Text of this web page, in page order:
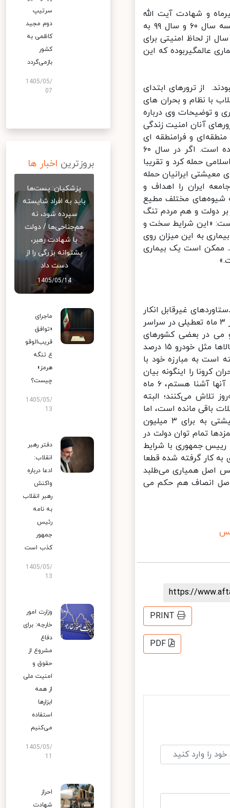
و شهادت آیت الله
شهید «محمد بهشتی» رییس فقید قوه قضاییه در ابتدای انقلاب به مقایسه سال ۶۰ و سال ۹۹ به
گفت: «سال ۱۳۶۰ سخت‌ترین سال از لحاظ امنیتی برای
عالمگیربوده که این
از ترورهای ابتدای
با نظام و بحران های
توضیحات وی درباره
منافقان و ترورهای آنان امنیت زندگی
و فرامنطقه ای
کاخ سفید امنیت اقتصادی و معیشتی مردم را در معرض آسیب قرار داده است. اگر در سال ۶۰
حمله کرد و تقریبا
ایرانیان حمله
ایران را اهداف و
شیوه‌های مختلف مطیع
کووید ۱۹ هم عرصه را هم بر دولت و هم مردم تنگ
«این شرایط سخت و
به این میزان روی
ممکن است یک بیماری
غیرقابل انکار
دولت در چهار ماه گذشته دانست. در شرایطی که به گفته رییس جمهوری در ۳ ماه تعطیلی در سراسر
می در بعضی کشورهای
صنعتی، ۲۵ درصد و بعضی از کالاها مثل پتروشیمی ۲۹ درصد و بعضی از کالاها مثل خودرو ۱۵ درصد
به مبارزه خود با
را اینگونه بیان
کرد: «خدمت ملت ایران شهادت می‌دهم همه مسوولانی که می‌شناسم و با آنها آشنا هستم، ۶ ماه
می‌کنند؛ البته
مانده است، اما
کار بزرگی شده است.» اعطای وام به مشاغل تحت فشار، بسته ویژه معیشتی به برای ۳ میلیون
و دستمزدها تمام توان دولت در
جمهوری با شرایط
کار گرفته شده قطعا
اصل همیاری می‌طلبد
اصل انصاف هم حکم می
https://
PRINT
PDF
سرتیپ
دوم مجید
کاظمی به
کشور
بازمی‌گردد
1405/05/
07
بروزترین اخبار ها
پزشکیان: پست‌ها
باید به افراد شایسته
سپرده شود، نه
هم‌جناحی‌ها / دولت
با شهادت رهبر،
پشتوانه بزرگی را از
دست داد
1405/05/14
ماجرای
«توافق
قریب‌الوقو
ع تنگه
هرمز»
چیست؟
1405/05/
13
دفتر رهبر
انقلاب:
ادعا درباره
واکنش
رهبر انقلاب
به نامه
رئیس
جمهور
کذب است
1405/05/
13
وزارت امور
خارجه: برای
دفاع
مشروع از
حقوق و
امنیت ملی
از همه
ابزارها
استفاده
می‌کنیم
1405/05/
احراز
شهادت